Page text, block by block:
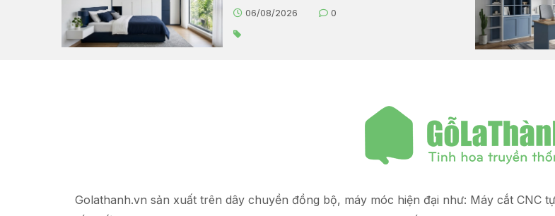
06/08/2026 0
Golathanh.vn sản xuất trên dây chuyền đồng bộ, máy móc hiện đại như: Máy cắt CNC